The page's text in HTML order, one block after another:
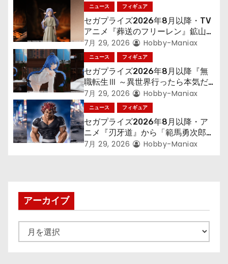
ョ
ン
ニュース フィギュア
セガプライズ2026年8月以降・TV
アニメ『葬送のフリーレン』鉱山で
300年働くことになっっちゃった
「フリーレン」を立体化！
7月 29, 2026 Hobby-Maniax
ニュース フィギュア
セガプライズ2026年8月以降『無
職転生Ⅲ ～異世界行ったら本気だ
す～』から「ロキシー」のフィギュ
アが登場！
7月 29, 2026 Hobby-Maniax
ニュース フィギュア
セガプライズ2026年8月以降・ア
ニメ『刃牙道』から「範馬勇次郎」
が登場ッッ!!
7月 29, 2026 Hobby-Maniax
アーカイブ
ー